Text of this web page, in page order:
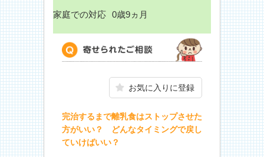
家庭での対応 0歳9ヵ月
お気に入りに登録
完治するまで離乳食はストップさせた
方がいい？ どんなタイミングで戻し
ていけばいい？